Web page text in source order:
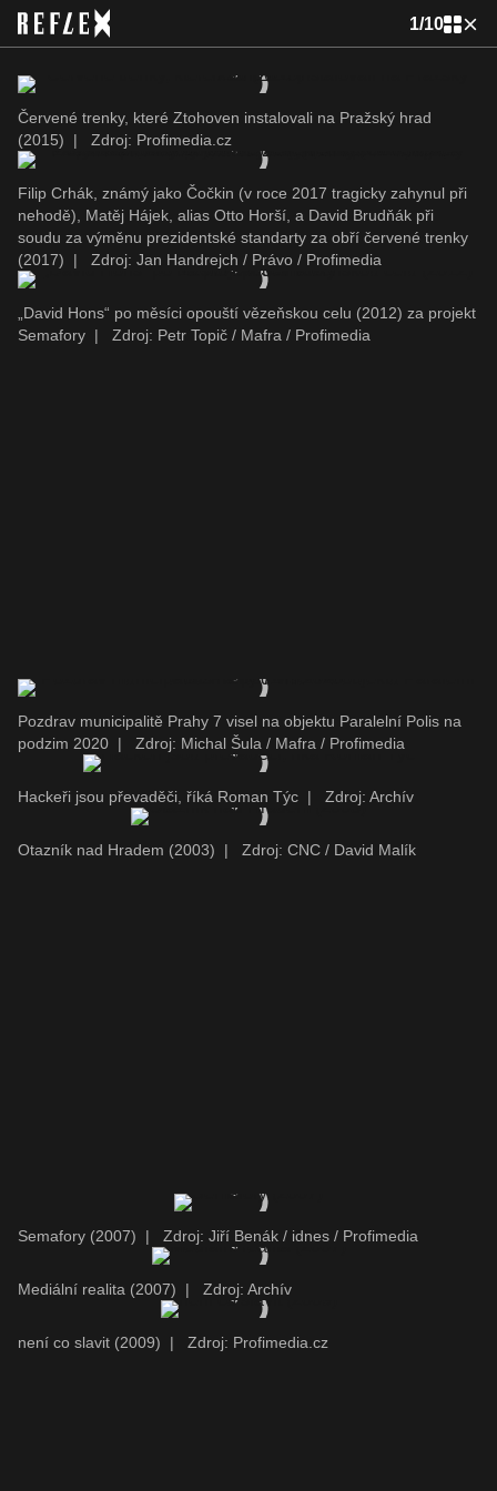
1/10
Červené trenky, které Ztohoven instalovali na Pražský hrad
(2015)
| Zdroj: Profimedia.cz
Filip Crhák, známý jako Čočkin (v roce 2017 tragicky zahynul při
nehodě), Matěj Hájek, alias Otto Horší, a David Brudňák při
soudu za výměnu prezidentské standarty za obří červené trenky
(2017)
| Zdroj: Jan Handrejch / Právo / Profimedia
„David Hons“ po měsíci opouští vězeňskou celu (2012) za projekt
Semafory | Zdroj: Petr Topič / Mafra / Profimedia
Pozdrav municipalitě Prahy 7 visel na objektu Paralelní Polis na
podzim 2020 | Zdroj: Michal Šula / Mafra / Profimedia
Hackeři jsou převaděči, říká Roman Týc | Zdroj: Archív
Otazník nad Hradem (2003) | Zdroj: CNC / David Malík
Semafory (2007) | Zdroj: Jiří Benák / idnes / Profimedia
Mediální realita (2007) | Zdroj: Archív
není co slavit (2009) | Zdroj: Profimedia.cz